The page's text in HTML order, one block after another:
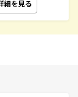
細を見る